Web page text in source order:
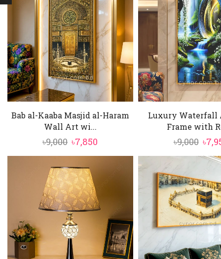
Bab al-Kaaba Masjid al-Haram
Wall Art wi...
৳9,000 Original
price
was:
৳9,000.
৳7,850
price
৳7,850.
Luxury Waterfall
Frame with
৳9,000 ৳